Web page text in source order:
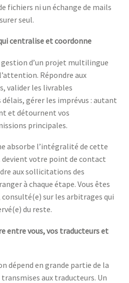
fichiers ni un échange de mails
seul.
centralise et coordonne
gestion d’un projet multilingue
Répondre aux
valider les livrables
gérer les imprévus : autant
et détournent vos
principales.
absorbe l’intégralité de cette
votre point de contact
aux sollicitations des
à chaque étape. Vous êtes
sur les arbitrages qui
du reste.
entre vous, vos traducteurs et
dépend en grande partie de la
aux traducteurs. Un